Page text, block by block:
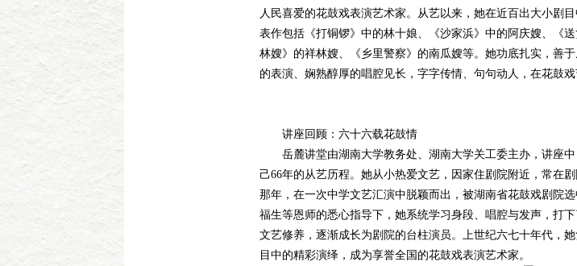
人民喜爱的花鼓戏表演艺术家。从艺以来，她在近百出大小剧
表作包括《打铜锣》中的林十娘、《沙家浜》中的阿庆嫂、《
林嫂》的祥林嫂、《乡里警察》的南瓜嫂等。她功底扎实，善
的表演、娴熟醇厚的唱腔见长，字字传情、句句动人，在花鼓
讲座回顾：六十六载花鼓情
岳麓讲堂由湖南大学教务处、湖南大学关工委主办，讲座中
己66年的从艺历程。她从小热爱文艺，因家住剧院附近，常在
那年，在一次中学文艺汇演中脱颖而出，被湖南省花鼓戏剧院
福生等恩师的悉心指导下，她系统学习身段、唱腔与发声，打
文艺修养，逐渐成长为剧院的台柱演员。上世纪六七十年代，
目中的精彩演绎，成为享誉全国的花鼓戏表演艺术家。